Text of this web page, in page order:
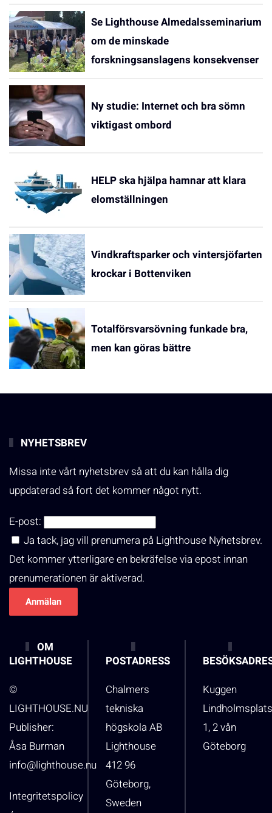
Se Lighthouse Almedalsseminarium
om de minskade
forskningsanslagens konsekvenser
Ny studie: Internet och bra sömn
viktigast ombord
HELP ska hjälpa hamnar att klara
elomställningen
Vindkraftsparker och vintersjöfarten
krockar i Bottenviken
Totalförsvarsövning funkade bra,
men kan göras bättre
NYHETSBREV
Missa inte vårt nyhetsbrev så att du kan hålla dig
uppdaterad så fort det kommer något nytt.
E-post:
Ja tack, jag vill prenumera på Lighthouse Nyhetsbrev.
Det kommer ytterligare en bekräfelse via epost innan
prenumerationen är aktiverad.
OM
LIGHTHOUSE
©
LIGHTHOUSE.NU
Publisher:
Åsa Burman
info@lighthouse.nu
Integritetspolicy
POSTADRESS
Chalmers
tekniska
högskola AB
Lighthouse
412 96
Göteborg,
Sweden
Kuggen
1, 2 vån
Göteborg